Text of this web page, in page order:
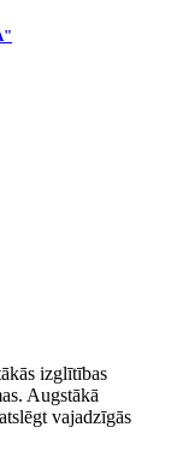
izglītības
Augstākā
vajadzīgās